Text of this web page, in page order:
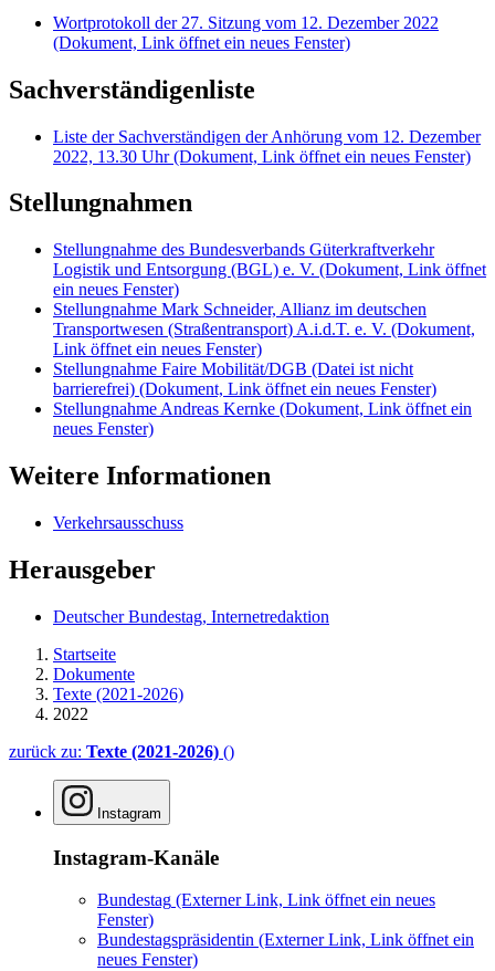
Wortprotokoll der 27. Sitzung vom 12. Dezember 2022
(Dokument, Link öffnet ein neues Fenster)
Sachverständigenliste
Liste der Sachverständigen der Anhörung vom 12. Dezember
2022, 13.30 Uhr(Dokument, Link öffnet ein neues Fenster)
Stellungnahmen
Stellungnahme des Bundesverbands Güterkraftverkehr
Logistik und Entsorgung (BGL) e. V. (Dokument, Link öffnet
ein neues Fenster)
Stellungnahme Mark Schneider, Allianz im deutschen
Transportwesen (Straßentransport) A.i.d.T. e. V. (Dokument,
Link öffnet ein neues Fenster)
Stellungnahme Faire Mobilität/DGB (Datei ist nicht
barrierefrei) (Dokument, Link öffnet ein neues Fenster)
Stellungnahme Andreas Kernke (Dokument, Link öffnet ein
neues Fenster)
Weitere Informationen
Verkehrsausschuss
Herausgeber
Deutscher Bundestag, Internetredaktion
Startseite
Dokumente
Texte (2021-2026)
2022
zurück zu: Texte (2021-2026) ()
Instagram
Instagram-Kanäle
Bundestag (Externer Link, Link öffnet ein neues
Fenster)
Bundestagspräsidentin (Externer Link, Link öffnet ein
neues Fenster)